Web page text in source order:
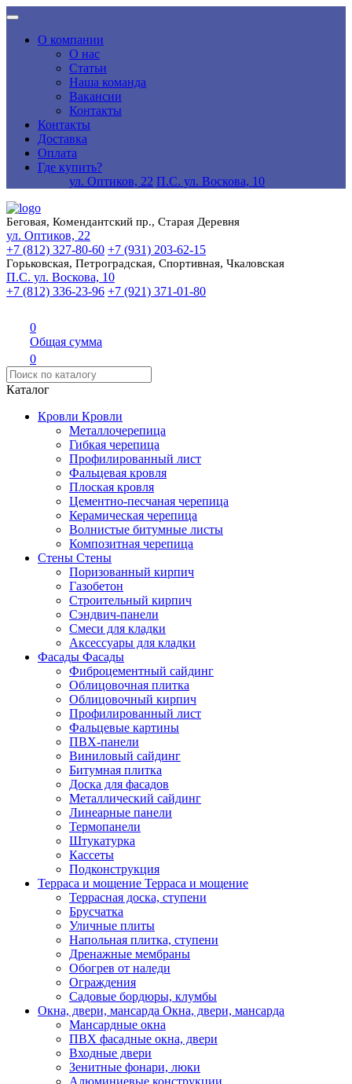
О компании
О нас
Статьи
Наша команда
Вакансии
Контакты
Контакты
Доставка
Оплата
Где купить?
ул. Оптиков, 22 П.С. ул. Воскова, 10
Беговая, Комендантский пр., Старая Деревня
ул. Оптиков, 22
+7 (812) 327-80-60 +7 (931) 203-62-15
Горьковская, Петроградская, Спортивная, Чкаловская
П.С. ул. Воскова, 10
+7 (812) 336-23-96 +7 (921) 371-01-80
0
Общая сумма
0
Каталог
Кровли Кровли
Металлочерепица
Гибкая черепица
Профилированный лист
Фальцевая кровля
Плоская кровля
Цементно-песчаная черепица
Керамическая черепица
Волнистые битумные листы
Композитная черепица
Стены Стены
Поризованный кирпич
Газобетон
Строительный кирпич
Сэндвич-панели
Смеси для кладки
Аксессуары для кладки
Фасады Фасады
Фиброцементный сайдинг
Облицовочная плитка
Облицовочный кирпич
Профилированный лист
Фальцевые картины
ПВХ-панели
Виниловый сайдинг
Битумная плитка
Доска для фасадов
Металлический сайдинг
Линеарные панели
Термопанели
Штукатурка
Кассеты
Подконструкция
Терраса и мощение Терраса и мощение
Террасная доска, ступени
Брусчатка
Уличные плиты
Напольная плитка, ступени
Дренажные мембраны
Обогрев от наледи
Ограждения
Садовые бордюры, клумбы
Окна, двери, мансарда Окна, двери, мансарда
Мансардные окна
ПВХ фасадные окна, двери
Входные двери
Зенитные фонари, люки